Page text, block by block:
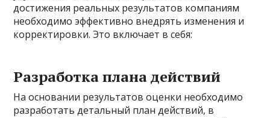
достижения реальных результатов компаниям
необходимо эффективно внедрять изменения и
корректировки. Это включает в себя:
Разработка плана действий
На основании результатов оценки необходимо
разработать детальный план действий, в